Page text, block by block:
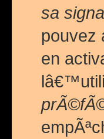
sa
pouvez
en